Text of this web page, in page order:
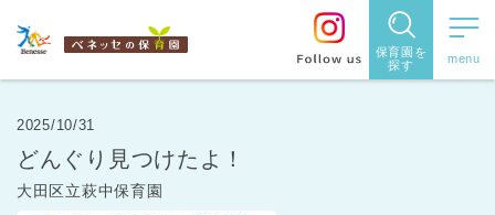
保育園を
探す
保育園を探す
住所・駅
2025/10/31
どんぐり見つけたよ！
大田区立萩中保育園